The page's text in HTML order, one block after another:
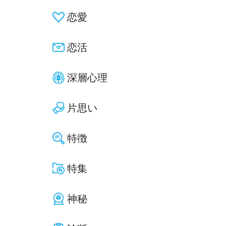
恋愛
恋活
深層心理
片思い
特徴
特集
神秘